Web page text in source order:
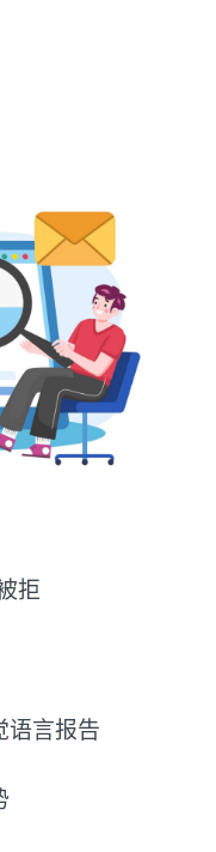
拒
语言报告